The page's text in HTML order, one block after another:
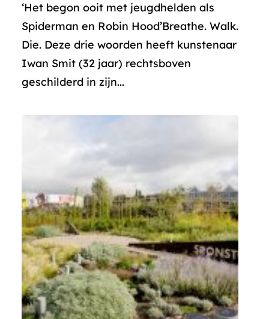
‘Het begon ooit met jeugdhelden als
Spiderman en Robin Hood’Breathe. Walk.
Die. Deze drie woorden heeft kunstenaar
Iwan Smit (32 jaar) rechtsboven
geschilderd in zijn...